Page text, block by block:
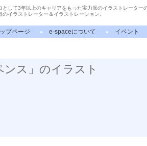
として3年以上のキャリアをもった実力派のイラストレーター
のイラストレーター＆イラストレーション。
ップページ e-spaceについて イベント
ンス」のイラスト